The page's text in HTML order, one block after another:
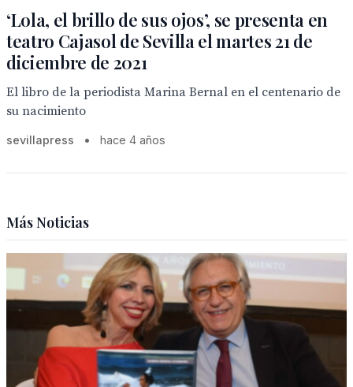
‘Lola, el brillo de sus ojos’, se presenta en
teatro Cajasol de Sevilla el martes 21 de
diciembre de 2021
El libro de la periodista Marina Bernal en el centenario de
su nacimiento
sevillapress • hace 4 años
Más Noticias